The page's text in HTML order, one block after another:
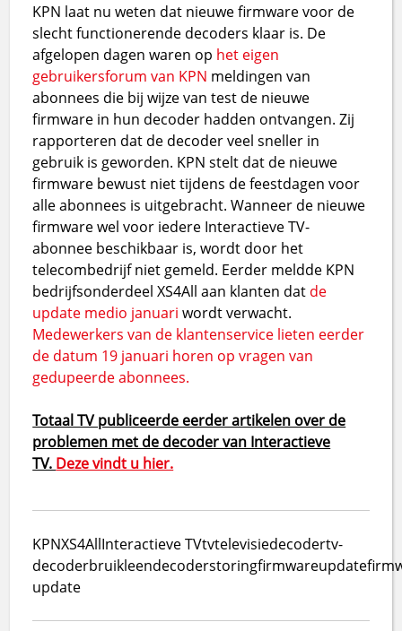
KPN laat nu weten dat nieuwe firmware voor de
slecht functionerende decoders klaar is. De
afgelopen dagen waren op het eigen
gebruikersforum van KPN meldingen van
abonnees die bij wijze van test de nieuwe
firmware in hun decoder hadden ontvangen. Zij
rapporteren dat de decoder veel sneller in
gebruik is geworden. KPN stelt dat de nieuwe
firmware bewust niet tijdens de feestdagen voor
alle abonnees is uitgebracht. Wanneer de nieuwe
firmware wel voor iedere Interactieve TV-
abonnee beschikbaar is, wordt door het
telecombedrijf niet gemeld. Eerder meldde KPN
bedrijfsonderdeel XS4All aan klanten dat de
update medio januari wordt verwacht.
Medewerkers van de klantenservice lieten eerder
de datum 19 januari horen op vragen van
gedupeerde abonnees.
Totaal TV publiceerde eerder artikelen over de
problemen met de decoder van Interactieve
TV. Deze vindt u hier.
KPNXS4AllInteractieve TVtvtelevisiedecodertv-
decoderbruikleendecoderstoringfirmwareupdate
update